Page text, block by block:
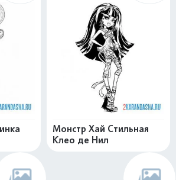
Монстр Хай Стильная
Клео де Нил